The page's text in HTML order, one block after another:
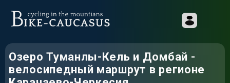
Озеро Туманлы-Кель и Домбай -
велосипедный маршрут в регионе